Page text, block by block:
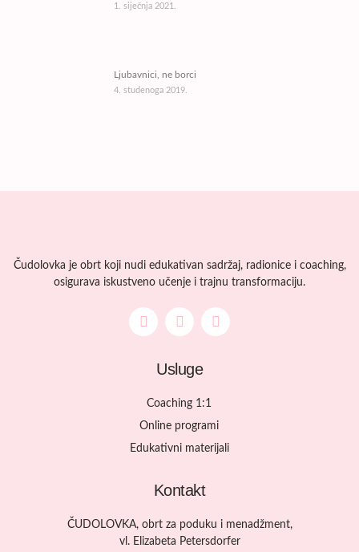
1. siječnja 2021.
Ljubavnici, ne borci
4. studenoga 2019.
Čudolovka je obrt koji nudi edukativan sadržaj, radionice i coaching,
osigurava iskustveno učenje i trajnu transformaciju.
Usluge
Coaching 1:1
Online programi
Edukativni materijali
Kontakt
ČUDOLOVKA, obrt za poduku i menadžment,
vl. Elizabeta Petersdorfer